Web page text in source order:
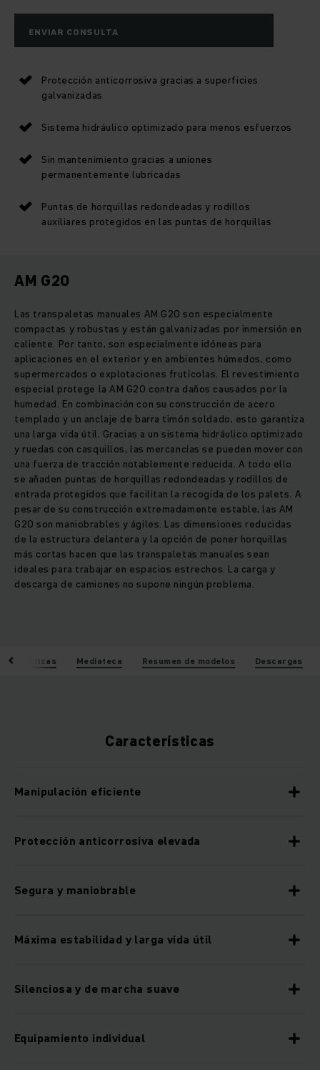
ENVIAR CONSULTA
Protección anticorrosiva gracias a superficies
galvanizadas
Sistema hidráulico optimizado para menos esfuerzos
Sin mantenimiento gracias a uniones
permanentemente lubricadas
Puntas de horquillas redondeadas y rodillos
auxiliares protegidos en las puntas de horquillas
AM G20
Las transpaletas manuales AM G20 son especialmente
compactas y robustas y están galvanizadas por inmersión en
caliente. Por tanto, son especialmente idóneas para
aplicaciones en el exterior y en ambientes húmedos, como
supermercados o explotaciones frutícolas. El revestimiento
especial protege la AM G20 contra daños causados por la
humedad. En combinación con su construcción de acero
templado y un anclaje de barra timón soldado, esto garantiza
una larga vida útil. Gracias a un sistema hidráulico optimizado
y ruedas con casquillos, las mercancías se pueden mover con
una fuerza de tracción notablemente reducida. A todo ello
se añaden puntas de horquillas redondeadas y rodillos de
entrada protegidos que facilitan la recogida de los palets. A
pesar de su construcción extremadamente estable, las AM
G20 son maniobrables y ágiles. Las dimensiones reducidas
de la estructura delantera y la opción de poner horquillas
más cortas hacen que las transpaletas manuales sean
ideales para trabajar en espacios estrechos. La carga y
descarga de camiones no supone ningún problema.
Mediateca Resumen de modelos Descargas
Características
Manipulación eficiente
Protección anticorrosiva elevada
Segura y maniobrable
Máxima estabilidad y larga vida útil
Silenciosa y de marcha suave
Equipamiento individual